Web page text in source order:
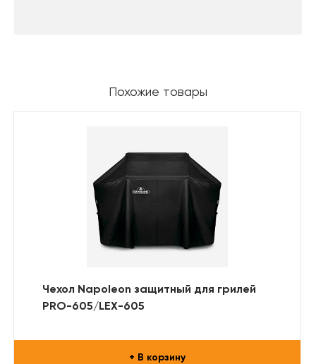
Похожие товары
Чехол Napoleon защитный для грилей
PRO-605/LEX-605
+ В корзину